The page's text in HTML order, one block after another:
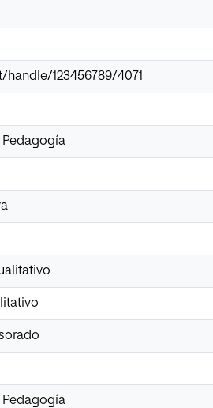
handle/123456789/4071
Pedagogía
Pedagogía